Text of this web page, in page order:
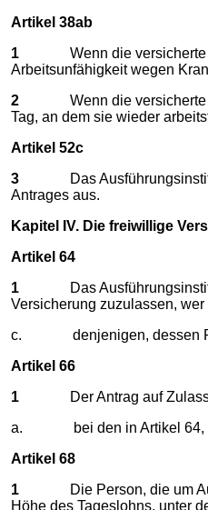
Artikel 38ab
1 Wenn die versicherte
Arbeitsunfähigkeit wegen
2 Wenn die versicherte
Tag, an dem sie wieder
Artikel 52c
3 Das Ausführungsinstitut
Antrages aus.
Kapitel IV. Die freiwillige
Artikel 64
1 Das Ausführungsinstitut
Versicherung zuzulassen,
c. denjenigen, dessen
Artikel 66
1 Der Antrag auf Zulassung
a. bei den in Artikel 64,
Artikel 68
1 Die Person, die um
Höhe des Tageslohns, unter